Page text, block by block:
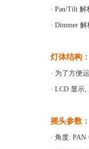
· Pan/Tilt
· Dimmer
灯体结构：
· 为了方便
· LCD 显示
摇头参数：
· 角度: PAN